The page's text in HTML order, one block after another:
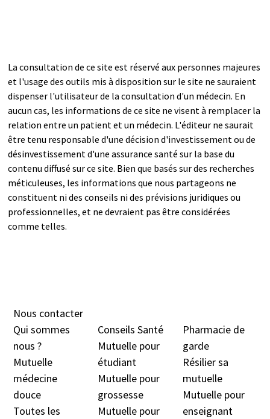
La consultation de ce site est réservé aux personnes majeures
et l'usage des outils mis à disposition sur le site ne sauraient
dispenser l'utilisateur de la consultation d'un médecin. En
aucun cas, les informations de ce site ne visent à remplacer la
relation entre un patient et un médecin. L'éditeur ne saurait
être tenu responsable d'une décision d'investissement ou de
désinvestissement d'une assurance santé sur la base du
contenu diffusé sur ce site. Bien que basés sur des recherches
méticuleuses, les informations que nous partageons ne
constituent ni des conseils ni des prévisions juridiques ou
professionnelles, et ne devraient pas être considérées
comme telles.
Nous contacter
Qui sommes
nous ?
Mutuelle
médecine
douce
Toutes les
Conseils Santé
Mutuelle pour
étudiant
Mutuelle pour
grossesse
Mutuelle pour
Pharmacie de
garde
Résilier sa
mutuelle
Mutuelle pour
enseignant